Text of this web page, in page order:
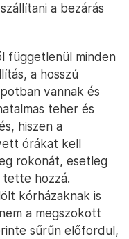
a bezárás
függetlenül minden
a hosszú
vannak és
teher és
hiszen a
órákat kell
rokonát, esetleg
hozzá.
kórházaknak is
a megszokott
sűrűn előfordul,